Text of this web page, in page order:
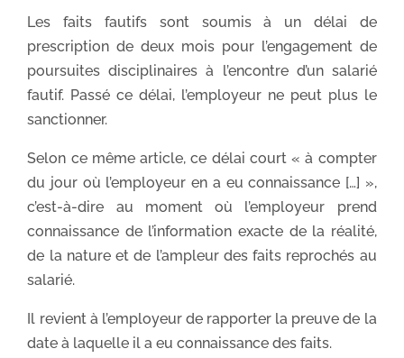
Les faits fautifs sont soumis à un délai de
prescription de deux mois pour l’engagement de
poursuites disciplinaires à l’encontre d’un salarié
fautif. Passé ce délai, l’employeur ne peut plus le
sanctionner.
Selon ce même article, ce délai court « à compter
du jour où l’employeur en a eu connaissance […] »,
c’est-à-dire au moment où l’employeur prend
connaissance de l’information exacte de la réalité,
de la nature et de l’ampleur des faits reprochés au
salarié.
Il revient à l’employeur de rapporter la preuve de la
date à laquelle il a eu connaissance des faits.